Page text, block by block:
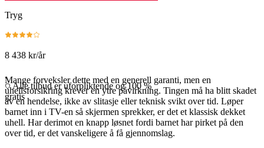
Tryg
8 438 kr/år
.
Alle tilbud er uforpliktende og 100 %
gratis
Mange forveksler dette med en generell garanti, men en
uhellsforsikring krever en ytre påvirkning. Tingen må ha blitt skadet
av en hendelse, ikke av slitasje eller teknisk svikt over tid. Løper
barnet inn i TV-en så skjermen sprekker, er det et klassisk dekket
uhell. Har derimot en knapp løsnet fordi barnet har pirket på den
over tid, er det vanskeligere å få gjennomslag.